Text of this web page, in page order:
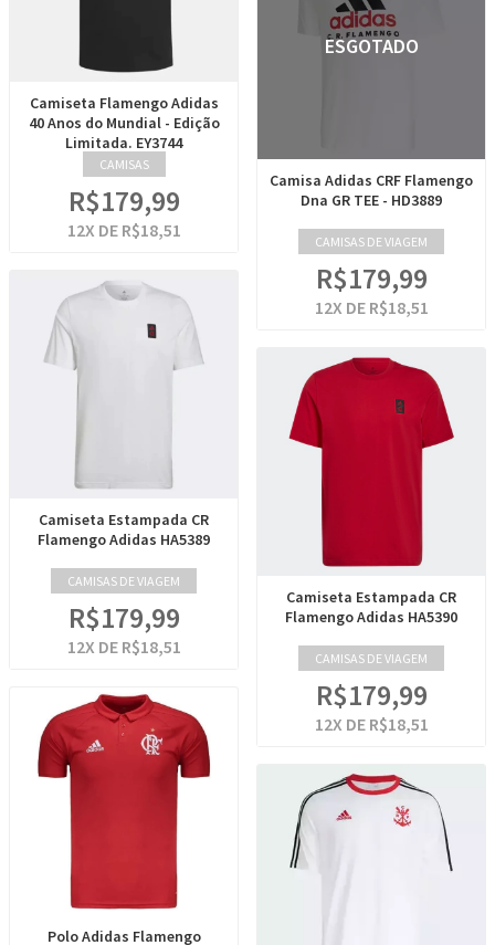
Camiseta Flamengo Adidas
40 Anos do Mundial - Edição
Limitada. EY3744
CAMISAS
R$179,99
12X DE R$18,51
ESGOTADO
Camisa Adidas CRF Flamengo
Dna GR TEE - HD3889
CAMISAS DE VIAGEM
R$179,99
12X DE R$18,51
Camiseta Estampada CR
Flamengo Adidas HA5389
CAMISAS DE VIAGEM
R$179,99
12X DE R$18,51
Camiseta Estampada CR
Flamengo Adidas HA5390
CAMISAS DE VIAGEM
R$179,99
12X DE R$18,51
Polo Adidas Flamengo